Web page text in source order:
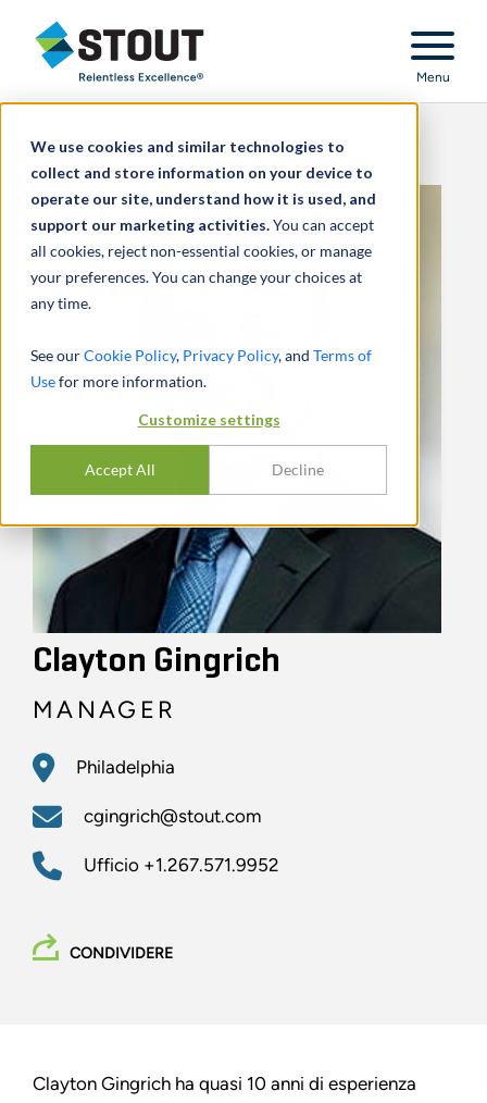
We use cookies and similar technologies to
collect and store information on your device to
operate our site, understand how it is used, and
support our marketing activities.You can accept
all cookies, reject non-essential cookies, or manage
your preferences. You can change your choices at
any time.
See ourCookie Policy, Privacy Policy, and Terms of
Usefor more information.
Customize settings
Accept All Decline
Stout Relentless Excellence
Menu
Clayton Gingrich
MANAGER
Philadelphia
cgingrich@stout.com
Ufficio +1.267.571.9952
CONDIVIDERE
Clayton Gingrich ha quasi 10 anni di esperienza